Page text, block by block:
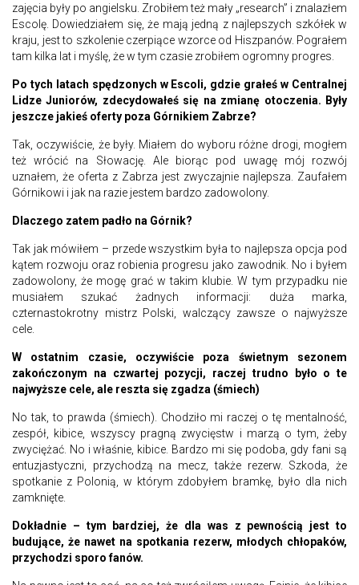
zajęcia były po angielsku. Zrobiłem też mały „research” i znalazłem
Escolę. Dowiedziałem się, że mają jedną z najlepszych szkółek w
kraju, jest to szkolenie czerpiące wzorce od Hiszpanów. Pograłem
tam kilka lat i myślę, że w tym czasie zrobiłem ogromny progres.
Po tych latach spędzonych w Escoli, gdzie grałeś w Centralnej
Lidze Juniorów, zdecydowałeś się na zmianę otoczenia. Były
jeszcze jakieś oferty poza Górnikiem Zabrze?
Tak, oczywiście, że były. Miałem do wyboru różne drogi, mogłem
też wrócić na Słowację. Ale biorąc pod uwagę mój rozwój
uznałem, że oferta z Zabrza jest zwyczajnie najlepsza. Zaufałem
Górnikowi i jak na razie jestem bardzo zadowolony.
Dlaczego zatem padło na Górnik?
Tak jak mówiłem – przede wszystkim była to najlepsza opcja pod
kątem rozwoju oraz robienia progresu jako zawodnik. No i byłem
zadowolony, że mogę grać w takim klubie. W tym przypadku nie
musiałem szukać żadnych informacji: duża marka,
czternastokrotny mistrz Polski, walczący zawsze o najwyższe
cele.
W ostatnim czasie, oczywiście poza świetnym sezonem
zakończonym na czwartej pozycji, raczej trudno było o te
najwyższe cele, ale reszta się zgadza (śmiech)
No tak, to prawda (śmiech). Chodziło mi raczej o tę mentalność,
zespół, kibice, wszyscy pragną zwycięstw i marzą o tym, żeby
zwyciężać. No i właśnie, kibice. Bardzo mi się podoba, gdy fani są
entuzjastyczni, przychodzą na mecz, także rezerw. Szkoda, że
spotkanie z Polonią, w którym zdobyłem bramkę, było dla nich
zamknięte.
Dokładnie – tym bardziej, że dla was z pewnością jest to
budujące, że nawet na spotkania rezerw, młodych chłopaków,
przychodzi sporo fanów.